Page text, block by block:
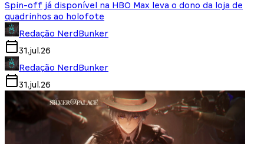
Spin-off já disponível na HBO Max leva o dono da loja de
quadrinhos ao holofote
Redação NerdBunker
31.jul.26
Redação NerdBunker
31.jul.26